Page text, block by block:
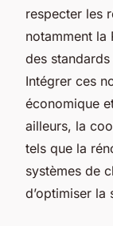
respecter les
notamment la
des
Intégrer ces
économique
ailleurs, la
tels que la
systèmes de
d’optimiser la